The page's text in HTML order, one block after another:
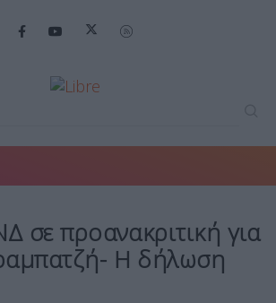
σε προανακριτική για
Η δήλωση